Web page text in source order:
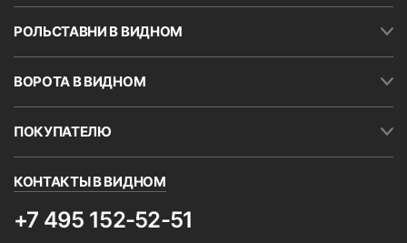
РОЛЬСТАВНИ В ВИДНОМ
ВОРОТА В ВИДНОМ
ПОКУПАТЕЛЮ
КОНТАКТЫ В ВИДНОМ
+7 495 152-52-51